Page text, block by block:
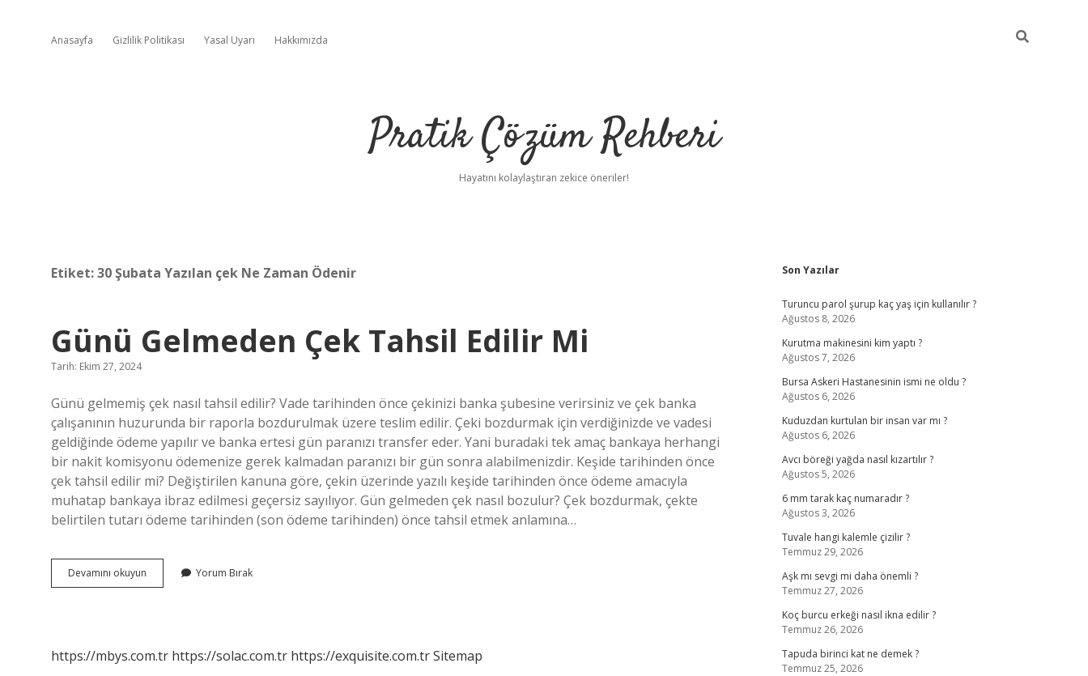
Anasayfa Gizlilik Politikası Yasal Uyarı Hakkımızda
Pratik Çözüm Rehberi
Hayatını kolaylaştıran zekice öneriler!
Etiket:30 Şubata Yazılan çek Ne Zaman Ödenir
Günü Gelmeden Çek Tahsil Edilir Mi
Tarih: Ekim 27, 2024
Günü gelmemiş çek nasıl tahsil edilir? Vade tarihinden önce çekinizi banka şubesine verirsiniz ve çek banka
çalışanının huzurunda bir raporla bozdurulmak üzere teslim edilir. Çeki bozdurmak için verdiğinizde ve vadesi
geldiğinde ödeme yapılır ve banka ertesi gün paranızı transfer eder. Yani buradaki tek amaç bankaya herhangi
bir nakit komisyonu ödemenize gerek kalmadan paranızı bir gün sonra alabilmenizdir. Keşide tarihinden önce
çek tahsil edilir mi? Değiştirilen kanuna göre, çekin üzerinde yazılı keşide tarihinden önce ödeme amacıyla
muhatap bankaya ibraz edilmesi geçersiz sayılıyor. Gün gelmeden çek nasıl bozulur? Çek bozdurmak, çekte
belirtilen tutarı ödeme tarihinden (son ödeme tarihinden) önce tahsil etmek anlamına…
Devamını okuyun
Gelmeden
Yorum Bırak
https://mbys.com.tr https://solac.com.tr https://exquisite.com.trSitemap
Sidebar
Son Yazılar
Turuncu parol şurup kaç yaş için kullanılır ?
Ağustos 8, 2026
Kurutma makinesini kim yaptı ?
Ağustos 7, 2026
Bursa Askeri Hastanesinin ismi ne oldu ?
Ağustos 6, 2026
Kuduzdan kurtulan bir insan var mı ?
Ağustos 6, 2026
Avcı böreği yağda nasıl kızartılır ?
Ağustos 5, 2026
6 mm tarak kaç numaradır ?
Ağustos 3, 2026
Tuvale hangi kalemle çizilir ?
Temmuz 29, 2026
Aşk mı sevgi mi daha önemli ?
Temmuz 27, 2026
Koç burcu erkeği nasıl ikna edilir ?
Temmuz 26, 2026
Tapuda birinci kat ne demek ?
Temmuz 25, 2026